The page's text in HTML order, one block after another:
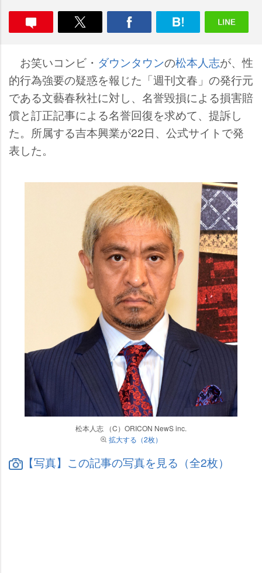
お笑いコンビ・ ダウンタウンの松本人志が、性
的行為強要の疑惑を報じた「週刊文春」の発行元
である文藝春秋社に対し、名誉毀損による損害賠
償と訂正記事による名誉回復を求めて、提訴し
た。所属する吉本興業が22日、公式サイトで発
表した。
松本人志 （C）ORICON NewS inc.
拡大する（2枚）
【写真】この記事の写真を見る（全2枚）